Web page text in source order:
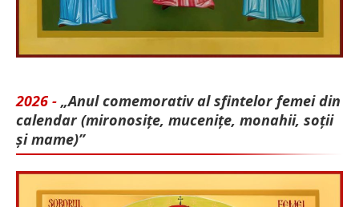
2026 - „Anul comemorativ al sfintelor femei din
calendar (mironosițe, mu­cenițe, monahii, soții
și mame)”